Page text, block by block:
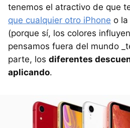
tenemos el atractivo de que
que cualquier otro iPhone o la
(porque sí, los colores
pensamos fuera del mundo
parte, los diferentes
aplicando.